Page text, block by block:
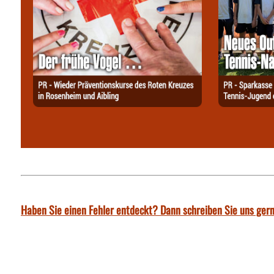
Haben Sie einen Fehler entdeckt? Dann schreiben Sie uns